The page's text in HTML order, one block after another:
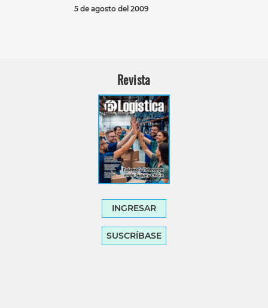
5 de agosto del 2009
Revista
INGRESAR
SUSCRÍBASE